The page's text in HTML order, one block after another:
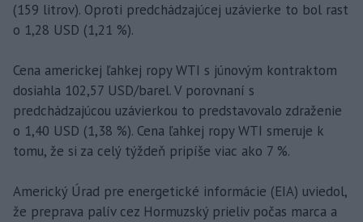
(159 litrov). Oproti predchádzajúcej uzávierke to bol rast
o 1,28 USD (1,21 %).
Cena americkej ľahkej ropy WTI s júnovým kontraktom
dosiahla 102,57 USD/barel. V porovnaní s
predchádzajúcou uzávierkou to predstavovalo zdraženie
o 1,40 USD (1,38 %). Cena ľahkej ropy WTI smeruje k
tomu, že si za celý týždeň pripíše viac ako 7 %.
Americký Úrad pre energetické informácie (EIA) uviedol,
že preprava palív cez Hormuzský prieliv počas marca a